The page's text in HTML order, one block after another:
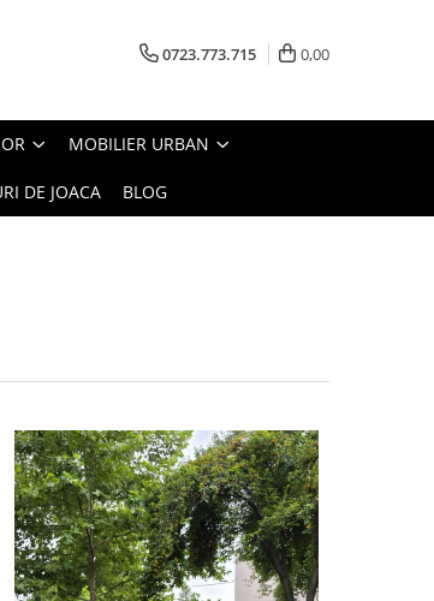
0723.773.715 0,00
MOBILIER URBAN
DE JOACA BLOG